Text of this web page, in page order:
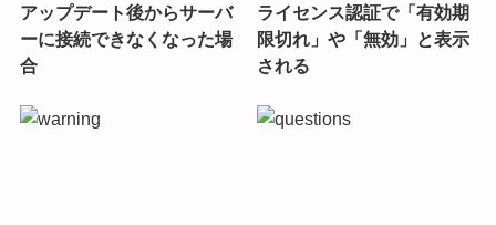
アップデート後からサーバ
ーに接続できなくなった場
合
ライセンス認証で「有効期
限切れ」や「無効」と表示
される